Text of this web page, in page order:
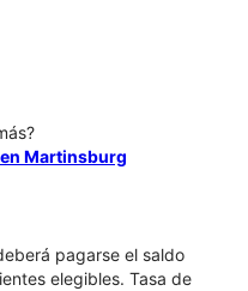
Martinsburg
pagarse el saldo
elegibles. Tasa de